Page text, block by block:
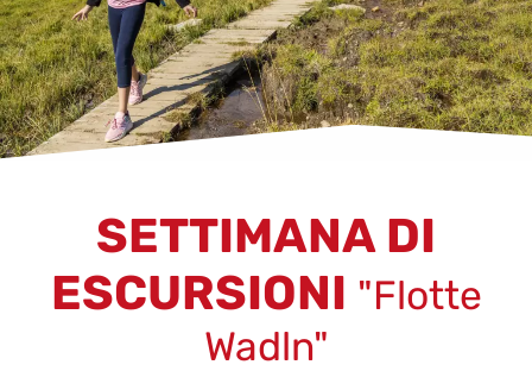
SETTIMANA DI
ESCURSIONI "Flotte
Wadln"